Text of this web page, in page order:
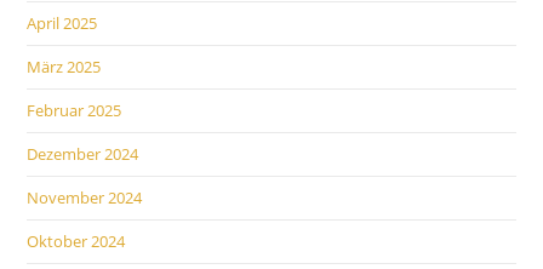
April 2025
März 2025
Februar 2025
Dezember 2024
November 2024
Oktober 2024